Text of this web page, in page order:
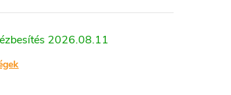
2026.08.11